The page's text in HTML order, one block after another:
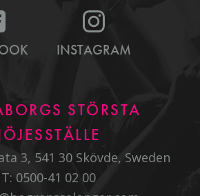
INSTAGRAM
STÖRSTA
3, 541 30 Skövde, Sweden
T: 0500-41 02 00